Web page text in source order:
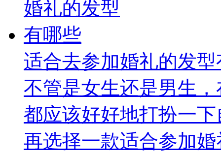
适合去参加婚礼的发
不管是女生还是男生
都应该好好地打扮一
再选择一款适合参加